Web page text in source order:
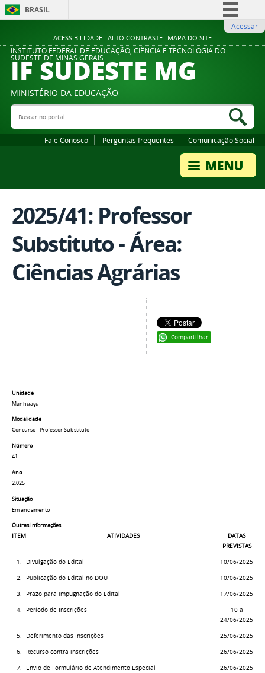
ACESSIBILIDADE ALTO CONTRASTE MAPA DO SITE
BRASIL
Comunica BR
Participe
Legislação
Acessar
INSTITUTO FEDERAL DE EDUCAÇÃO, CIÊNCIA E TECNOLOGIA DO
SUDESTE DE MINAS GERAIS
IF SUDESTE MG
MINISTÉRIO DA EDUCAÇÃO
Buscar no portal
Fale Conosco Perguntas frequentes Comunicação Social
2025/41: Professor
Substituto - Área:
Ciências Agrárias
Compartilhar
Unidade
Manhuaçu
Modalidade
Concurso - Professor Substituto
Número
41
Ano
2.025
Situação
Em andamento
Outras Informações
ITEM ATIVIDADES
DATAS
PREVISTAS
1. Divulgação do Edital 10/06/2025
2. Publicação do Edital no DOU 10/06/2025
3. Prazo para impugnação do Edital 17/06/2025
4. Período de Inscrições
10 a
24/06/2025
5. Deferimento das Inscrições 25/06/2025
6. Recurso contra inscrições 26/06/2025
7. Envio de Formulário de Atendimento Especial 26/06/2025